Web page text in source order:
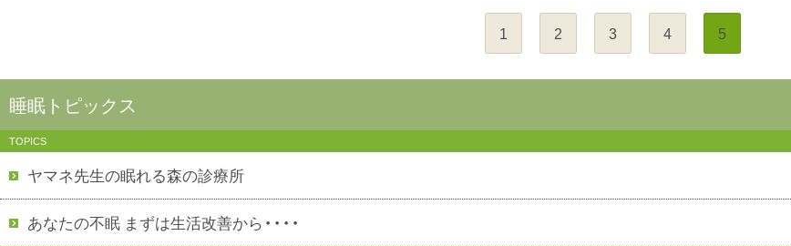
1 2 3 4 5
睡眠トピックス
TOPICS
ヤマネ先生の眠れる森の診療所
あなたの不眠 まずは生活改善から・・・・